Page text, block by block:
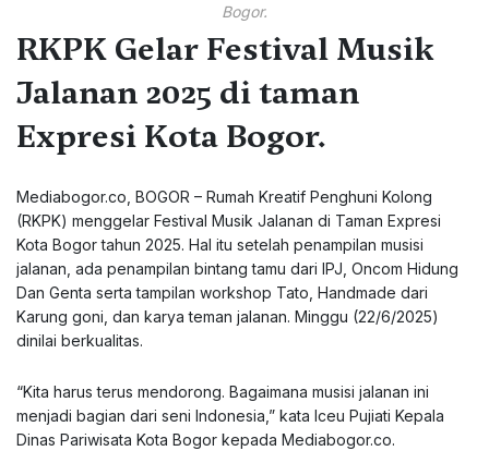
Bogor.
RKPK Gelar Festival Musik
Jalanan 2025 di taman
Expresi Kota Bogor.
Mediabogor.co, BOGOR – Rumah Kreatif Penghuni Kolong
(RKPK) menggelar Festival Musik Jalanan di Taman Expresi
Kota Bogor tahun 2025. Hal itu setelah penampilan musisi
jalanan, ada penampilan bintang tamu dari IPJ, Oncom Hidung
Dan Genta serta tampilan workshop Tato, Handmade dari
Karung goni, dan karya teman jalanan. Minggu (22/6/2025)
dinilai berkualitas.
“Kita harus terus mendorong. Bagaimana musisi jalanan ini
menjadi bagian dari seni Indonesia,” kata Iceu Pujiati Kepala
Dinas Pariwisata Kota Bogor kepada Mediabogor.co.